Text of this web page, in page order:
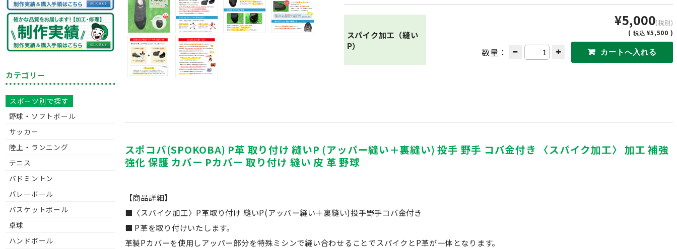
スパイク加工（縫い
P）
¥5,000(税別)
( 税込 ¥5,500 )
数量：
スポコバ(SPOKOBA) P革 取り付け 縫いP (アッパー縫い＋裏縫い) 投手 野手 コバ金付き 〈スパイク加工〉 加工 補強
強化 保護 カバー Pカバー 取り付け 縫い 皮 革 野球
【商品詳細】
■〈スパイク加工〉P革取り付け 縫いP(アッパー縫い＋裏縫い)投手野手コバ金付き
■ P革を取り付けいたします。
革製Pカバーを使用しアッパー部分を特殊ミシンで縫い合わせることでスパイクとP革が一体となります。
カテゴリー
スポーツ別で探す
野球・ソフトボール
サッカー
陸上・ランニング
テニス
バドミントン
バレーボール
バスケットボール
卓球
ハンドボール